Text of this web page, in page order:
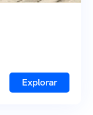
Explorar